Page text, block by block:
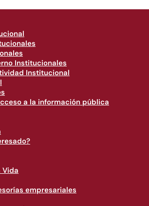
Institucionales
Institucional
a la información pública
Vida
empresariales